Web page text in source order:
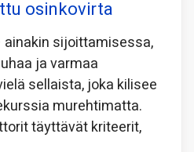
osinkovirta
sijoittamisessa,
ja varmaa
sellaista, joka kilisee
murehtimatta.
täyttävät kriteerit,